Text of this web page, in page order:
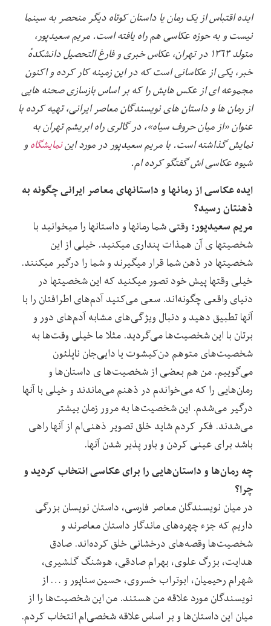
ایده اقتباس از یک رمان یا داستان کوتاه دیگر منحصر به سینما
نیست و به حوزه عکاسی هم راه یافته است. مریم سعیدپور،
متولد ۱۳۶۳ در تهران، عکاس خبری و فارغ التحصیل دانشکدهٔ
خبر، یکی از عکاسانی است که در این زمینه کار کرده و اکنون
مجموعه ای از عکس هایش را که بر اساس بازسازی صحنه هایی
از رمان ها و داستان های نویسندگان معاصر ایرانی، تهیه کرده با
عنوان «از میان حروف سیاه»، در گالری راه ابریشم تهران به
نمایش گذاشته است. با مریم سعیدپور در مورد ایننمایشگاهو
شیوه عکاسی اش گفتگو کرده ام.
ایده عکاسی از رمانها و داستانهای معاصر ایرانی چگونه به
ذهنتان رسید؟
مریم سعیدپور: وقتی شما رمانها و داستانها را میخوانید با
شخصیتها ی آن همذات پنداری میکنید. خیلی از این
شخصیتها در ذهن شما قرار میگیرند و شما را درگیر میکنند.
خیلی وقتها پیش خود تصور میکنید که این شخصیتها در
دنیای واقعی چگونه‌اند. سعی می‌کنید آدم‌های اطرافتان را با
آنها تطبیق دهید و دنبال ویژگی‌های مشابه آدم‌های دور و
برتان با این شخصیت‌ها می‌گردید. مثلا ما خیلی وقت‌ها به
شخصیت‌های متوهم دن‌کیشوت یا دایی‌جان ناپلئون
می‌گوییم. من هم بعضی از شخصیت‌ها ی داستان‌ها و
رمان‌هایی را که می‌خواندم در ذهنم می‌ماندند و خیلی با آنها
درگیر می‌شدم. این شخصیت‌ها به مرور زمان بیشتر
می‌شدند. فکر کردم شاید خلق تصویر ذهنی‌ام از آنها راهی
باشد برای عینی کردن و باور پذیر شدن آنها.
چه رمان‌ها و داستان‌هایی را برای عکاسی انتخاب کردید و
چرا؟
در میان نویسندگان معاصر فارسی، داستان نویسان بزرگی
داریم که جزء چهره‌های ماندگار داستان معاصرند و
شخصیت‌ها وقصه‌های درخشانی خلق کرده‌اند. صادق
هدایت، بزرگ علوی، بهرام صادقی، هوشنگ گلشیری،
شهرام رحیمیان، ابوتراب خسروی، حسین سناپور و … از
نویسندگان مورد علاقه من هستند. من این شخصیت‌ها را از
میان این داستان‌ها و بر اساس علاقه شخصی‌ام انتخاب کردم.